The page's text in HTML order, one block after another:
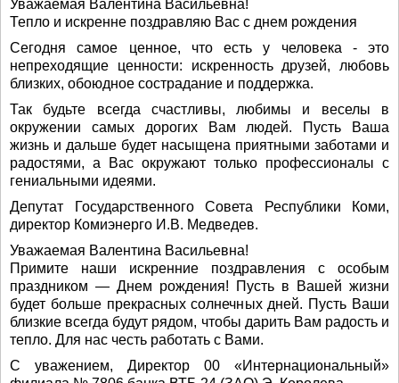
Уважаемая Валентина Васильевна!
Тепло и искренне поздравляю Вас с днем рождения
Сегодня самое ценное, что есть у человека - это
непреходящие ценности: искренность друзей, любовь
близких, обоюдное сострадание и поддержка.
Так будьте всегда счастливы, любимы и веселы в
окружении самых дорогих Вам людей. Пусть Ваша
жизнь и дальше будет насыщена приятными заботами и
радостями, а Вас окружают только профессионалы с
гениальными идеями.
Депутат Государственного Совета Республики Коми,
директор Комиэнерго И.В. Медведев.
Уважаемая Валентина Васильевна!
Примите наши искренние поздравления с особым
праздником — Днем рождения! Пусть в Вашей жизни
будет больше прекрасных солнечных дней. Пусть Ваши
близкие всегда будут рядом, чтобы дарить Вам радость и
тепло. Для нас честь работать с Вами.
С уважением, Директор 00 «Интернациональный»